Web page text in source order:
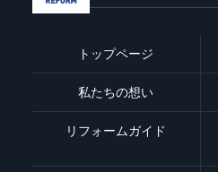
トップページ
私たちの想い
リフォームガイド